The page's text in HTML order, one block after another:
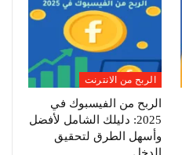
الربح من الانترنت
الربح من الفيسبوك في
2025: دليلك الشامل لأفضل
وأسهل الطرق لتحقيق